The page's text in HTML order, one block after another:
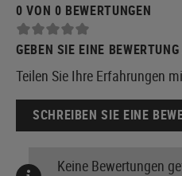
0 VON 0 BEWERTUNGEN
GEBEN SIE EINE
Teilen Sie Ihre Erfahrungen
SCHREIBEN SIE EINE
Keine Bewertungen